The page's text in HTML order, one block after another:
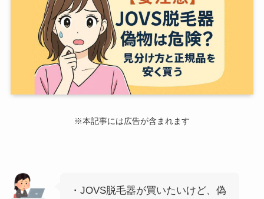
※本記事には広告が含まれます
・JOVS脱毛器が買いたいけど、偽